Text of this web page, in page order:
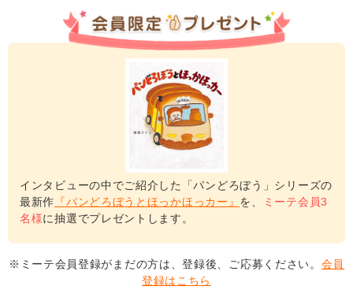
インタビューの中でご紹介した「パンどろぼう」シリーズの
最新作 『パンどろぼうとほっかほっカー』 を、
ミーテ会員3
名様に抽選でプレゼントします。
※ミーテ会員登録がまだの方は、登録後、ご応募ください。 会員
登録はこちら